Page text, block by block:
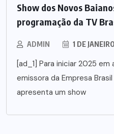
Show dos Novos
programação da TV
ADMIN 1 DE
[ad_1] Para iniciar 2025 em
emissora da Empresa
apresenta um show